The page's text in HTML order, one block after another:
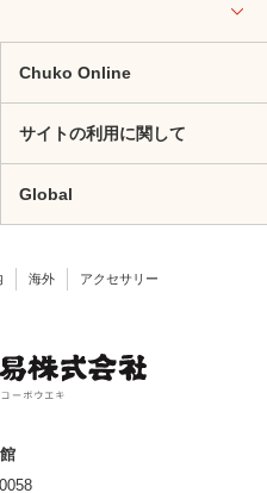
Chuko Online
サイトの利用に関して
Global
海外 アクセサリー